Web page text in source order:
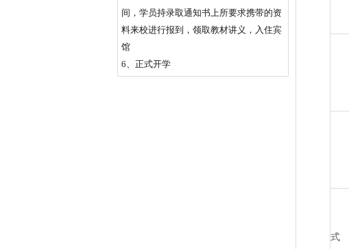
间，学员持录取通知书上所要求携带的资
料来校进行报到，领取教材讲义，入住宾
馆
6、正式开学
式